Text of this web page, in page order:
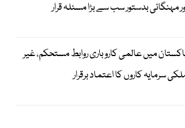
مہنگائی بدستور سب سے بڑا مسئلہ قرار
میں عالمی کاروباری روابط مستحکم، غیر
سرمایہ کاروں کا اعتماد برقرار